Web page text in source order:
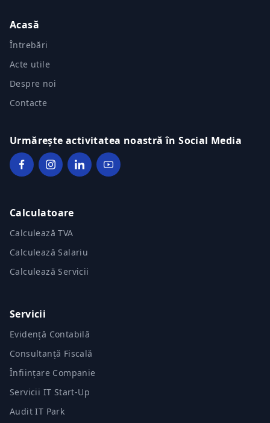
Acasă
Întrebări
Acte utile
Despre noi
Contacte
Urmărește activitatea noastră în Social Media
Calculatoare
Calculează TVA
Calculează Salariu
Calculează Servicii
Servicii
Evidență Contabilă
Consultanță Fiscală
Înființare Companie
Servicii IT Start-Up
Audit IT Park